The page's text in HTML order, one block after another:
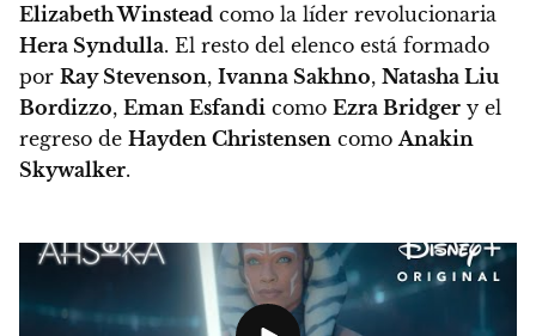
Elizabeth Winstead como la líder revolucionaria
Hera Syndulla. El resto del elenco está formado
por Ray Stevenson, Ivanna Sakhno, Natasha Liu
Bordizzo, Eman Esfandi como Ezra Bridger y el
regreso de Hayden Christensen como Anakin
Skywalker.